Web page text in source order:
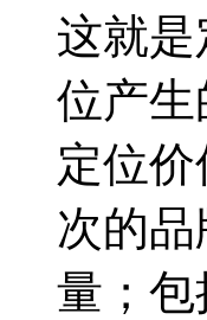
这就
位产生
定位
次的
量；